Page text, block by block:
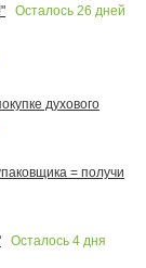
Осталось 26 дней
духового
= получи
Осталось 4 дня